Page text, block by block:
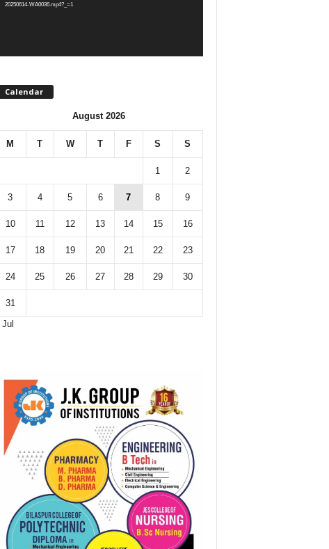
20250614-WA0036.mp4?_=1
Calendar
August 2026
M T W T F S S
1 2
3 4 5 6 7 8 9
10 11 12 13 14 15 16
17 18 19 20 21 22 23
24 25 26 27 28 29 30
31
Jul